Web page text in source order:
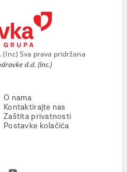
Sva prava pridržana
d.d. (Inc.)
O nama
Kontaktirajte nas
Zaštita privatnosti
Postavke kolačića